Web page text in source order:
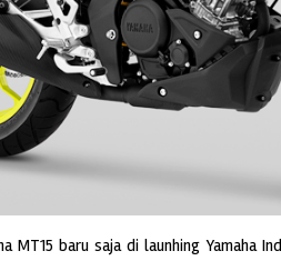
MT15 baru saja di launhing Yamaha